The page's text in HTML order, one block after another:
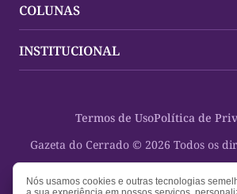
Palmas
Mundo
Oportunidades
Cultura
Saúde
Educação
COLUNAS
Policial
Planeta Vivo
Espaço Cidadania
Turistando Gazeta
Nosso Direito
INSTITUCIONAL
Gazeta do Cerrado © 2026 Todos os
Termos de UsoPolítica de
Nós usamos cookies e outras tecnologias